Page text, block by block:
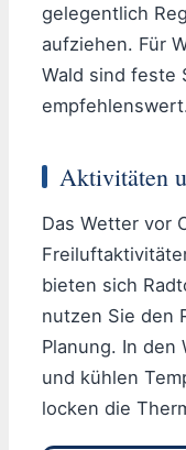
gelegentlich
aufziehen. Für
Wald sind feste
Aktivitäten
Das Wetter vor
bieten sich
nutzen Sie den
Planung. In den
und kühlen
locken die